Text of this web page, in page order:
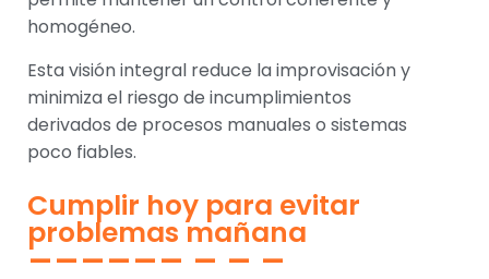
homogéneo.
Esta visión integral reduce la improvisación y
minimiza el riesgo de incumplimientos
derivados de procesos manuales o sistemas
poco fiables.
Cumplir hoy para evitar
problemas mañana